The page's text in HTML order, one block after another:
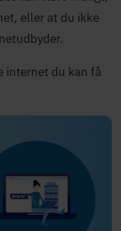
eller at du ikke
internet du kan få